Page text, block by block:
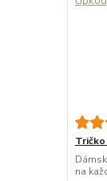
Tričko
na